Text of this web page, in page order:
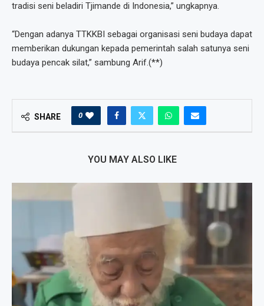
tradisi seni beladiri Tjimande di Indonesia,” ungkapnya.
“Dengan adanya TTKKBI sebagai organisasi seni budaya dapat
memberikan dukungan kepada pemerintah salah satunya seni
budaya pencak silat,” sambung Arif.(**)
SHARE 0
YOU MAY ALSO LIKE